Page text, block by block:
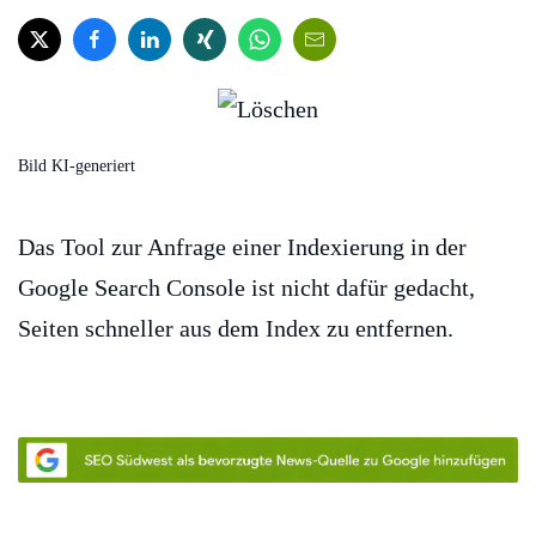
Bild KI-generiert
Das Tool zur Anfrage einer Indexierung in der
Google Search Console ist nicht dafür gedacht,
Seiten schneller aus dem Index zu entfernen.